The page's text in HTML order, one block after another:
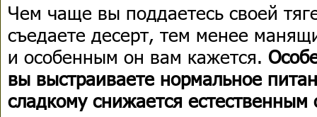
Чем чаще вы поддаетесь своей
съедаете десерт, тем менее
и особенным он вам кажется.
вы выстраиваете нормальное
сладкому снижается естественным